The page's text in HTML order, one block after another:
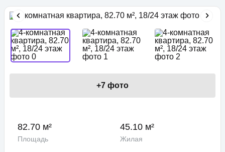
+7 фото
82.70 м²
Площадь
45.10 м²
Жилая